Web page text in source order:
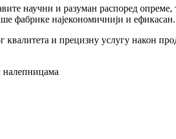
научни и разуман распоред
фабрике најекономичнији и ефикасан.
и прецизну услугу након
налепницама